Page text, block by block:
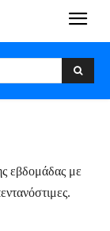
εβδομάδας με